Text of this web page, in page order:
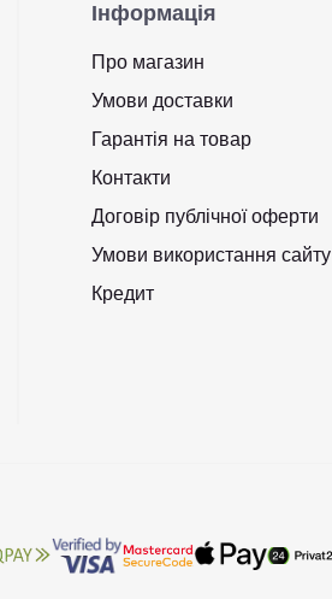
Інформація
Про магазин
Умови доставки
Гарантія на товар
Контакти
Договір публічної оферти
Умови використання сайту
Кредит